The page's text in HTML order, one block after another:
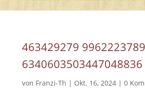
463429279
6340603503447048836
von Franzi-Th | Okt. 16, 2024| 0